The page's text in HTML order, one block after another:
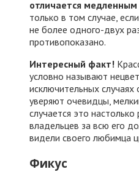
отличается
только в том случае,
не более одного-двух
противопоказано.
Интересный факт!
условно называют
исключительных
уверяют очевидцы,
случается это
владельцев за всю его
видели своего любимца
Фикус